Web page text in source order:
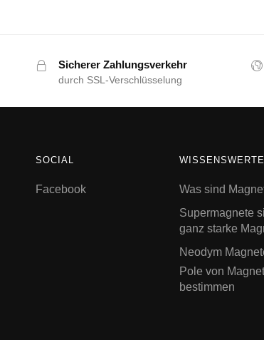
Sicherer Zahlungsverkehr
durch SSL-Verschlüsselung
SOCIAL
Facebook
Was sind
Supermagnete
ganz starke
Neodym
Pole von
bestimmen